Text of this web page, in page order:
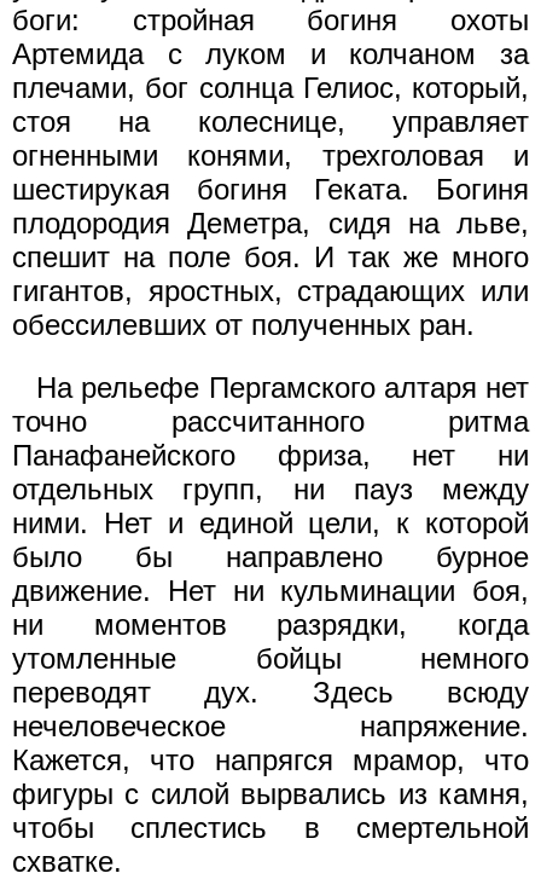
боги: стройная богиня охоты
Артемида с луком и колчаном за
плечами, бог солнца Гелиос, который,
стоя на колеснице, управляет
огненными конями, трехголовая и
шестирукая богиня Геката. Богиня
плодородия Деметра, сидя на льве,
спешит на поле боя. И так же много
гигантов, яростных, страдающих или
обессилевших от полученных ран.
На рельефе Пергамского алтаря нет
точно рассчитанного ритма
Панафанейского фриза, нет ни
отдельных групп, ни пауз между
ними. Нет и единой цели, к которой
было бы направлено бурное
движение. Нет ни кульминации боя,
ни моментов разрядки, когда
утомленные бойцы немного
переводят дух. Здесь всюду
нечеловеческое напряжение.
Кажется, что напрягся мрамор, что
фигуры с силой вырвались из камня,
чтобы сплестись в смертельной
схватке.